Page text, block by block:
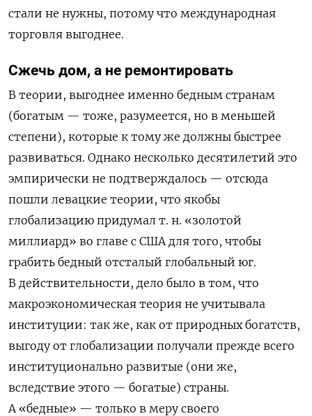
стали не нужны, потому что международная
торговля выгоднее.
Сжечь дом, а не ремонтировать
В теории, выгоднее именно бедным странам
(богатым — тоже, разумеется, но в меньшей
степени), которые к тому же должны быстрее
развиваться. Однако несколько десятилетий это
эмпирически не подтверждалось — отсюда
пошли левацкие теории, что якобы
глобализацию придумал т. н. «золотой
миллиард» во главе с США для того, чтобы
грабить бедный отсталый глобальный юг.
В действительности, дело было в том, что
макроэкономическая теория не учитывала
институции: так же, как от природных богатств,
выгоду от глобализации получали прежде всего
институционально развитые (они же,
вследствие этого — богатые) страны.
А «бедные» — только в меру своего